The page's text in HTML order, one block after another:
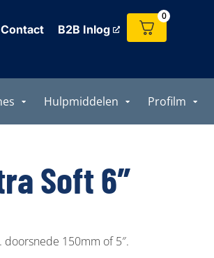
Contact B2B Inlog
0
Hulpmiddelen Profilm
Soft 6″
150mm of 5″.